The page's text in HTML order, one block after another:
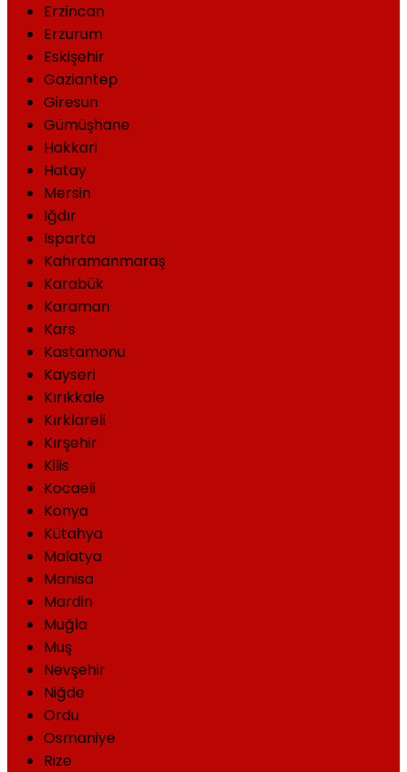
Erzincan
Erzurum
Eskişehir
Gaziantep
Giresun
Gümüşhane
Hakkari
Hatay
Mersin
Iğdır
Isparta
Kahramanmaraş
Karabük
Karaman
Kars
Kastamonu
Kayseri
Kırıkkale
Kırklareli
Kırşehir
Kilis
Kocaeli
Konya
Kütahya
Malatya
Manisa
Mardin
Muğla
Muş
Nevşehir
Niğde
Ordu
Osmaniye
Rize